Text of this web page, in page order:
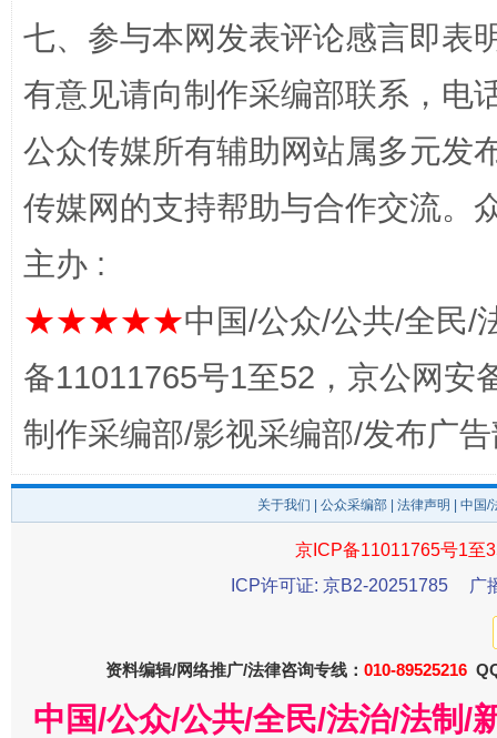
完善运行机制助力责任有效落实 一纸欠
东山县通报“牛蛙产品抗生素超标问题” 法
七、参与本网发表评论感言即表
有意见请向制作采编部联系，电
公众传媒所有辅助网站属多元发
传媒网的支持帮助与合作交流。
主办 :
★★★★★中国/公众/公共/全民/
备11011765号1至52，京公网安
制作采编部/影视采编部/发布广
关于我们 公众采编部 法律声明 | 中国
京ICP备11011765号1至
ICP许可证: 京B2-20251785
广
资料编辑/网络推广/法律咨询专线： 010-89525216
中国/公众/公共/全民/法治/法制/